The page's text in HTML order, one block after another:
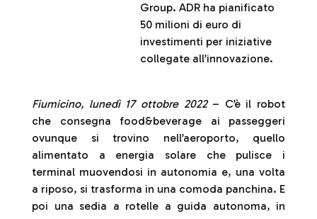
Group. ADR ha pianificato
50 milioni di euro di
investimenti per iniziative
collegate all’innovazione.
Fiumicino, lunedì 17 ottobre 2022– C’è il robot
che consegna food&beverage ai passeggeri
ovunque si trovino nell’aeroporto, quello
alimentato a energia solare che pulisce i
terminal muovendosi in autonomia e, una volta
a riposo, si trasforma in una comoda panchina. E
poi una sedia a rotelle a guida autonoma, in